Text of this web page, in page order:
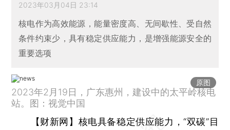
2023年03月04日 23:14
核电作为高效能源，能量密度高、无间歇性、受自然
条件约束少，具有稳定供应能力，是增强能源安全的
重要选项
原图
2023年2月19日，广东惠州，建设中的太平岭核电
站。图：视觉中国
【财新网】 核电具备稳定供应能力，“双碳”目